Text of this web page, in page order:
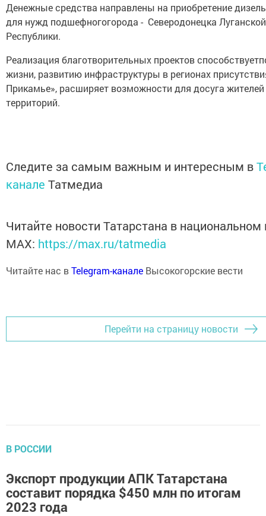
Денежные средства направлены на приобретение
для нужд подшефногогорода - Северодонецка
Республики.
Реализация благотворительных проектов
жизни, развитию инфраструктуры в регионах
Прикамье», расширяет возможности для досуга жителей
территорий.
Следите за самым важным и интересным в
канале Татмедиа
Читайте новости Татарстана в
MАХ: https://max.ru/tatmedia
Читайте нас вTelegram-канале Высокогорские вести
Перейти на страницу новости
В РОССИИ
Экспорт продукции АПК Татарстана
составит порядка $450 млн по итогам
2023 года